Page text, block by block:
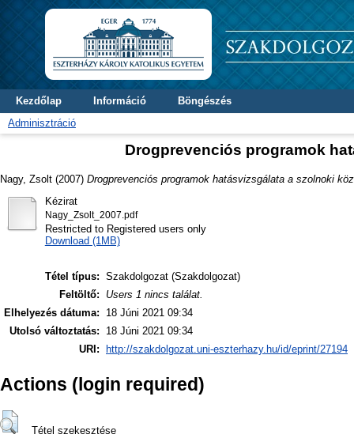
Kezdőlap Információ
Böngészés
Adminisztráció
Drogprevenciós programok
Nagy, Zsolt (2007) Drogprevenciós programok hatásvizsgálata a szolnoki
Kézirat
Nagy_Zsolt_2007.pdf
Restricted to Registered users only
Download (1MB)
Tétel típus: Szakdolgozat (Szakdolgozat)
Feltöltő:
Users 1 nincs találat.
Elhelyezés dátuma:
18 Júni 2021 09:34
Utolsó változtatás:
18 Júni 2021 09:34
URI:
http://szakdolgozat.uni-eszterhazy.hu/id/eprint/27194
Actions (login required)
Tétel szekesztése